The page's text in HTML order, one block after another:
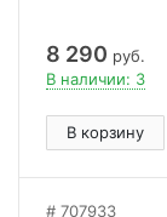
8 290 руб.
В наличии: 3
В корзину
707933